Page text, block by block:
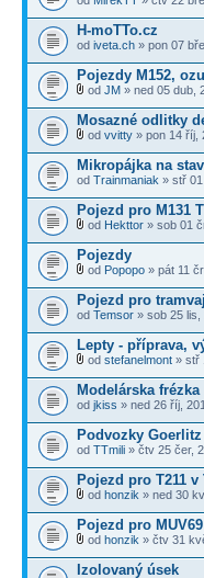
H-moTTo.cz
od iveta.ch » pon 07
Pojezdy M152,
od JM » ned 05 dub,
Mosazné odlitky
od vvitty » pon 14 říj,
Mikropájka na
od Trainmaniak » stř
Pojezd pro M131
od Hekttor » sob 01
Pojezdy
od Popopo » pát 11
Pojezd pro
od Temsor » sob 25 lis,
Lepty - příprava,
od stefanelmont » stř
Modelárska frézka
od jkiss » ned 26 říj,
Podvozky
od TTmili » čtv 25 čer,
Pojezd pro T211 v
od honzik » ned 30
Pojezd pro
od honzik » čtv 31
Izolovaný úsek